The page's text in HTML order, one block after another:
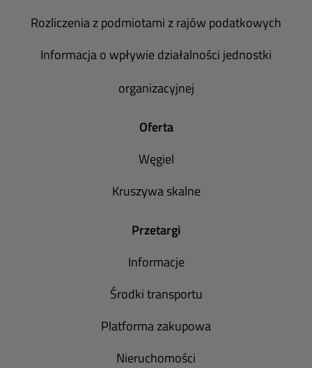
Rozliczenia z podmiotami z rajów podatkowych
Informacja o wpływie działalności jednostki
organizacyjnej
Oferta
Węgiel
Kruszywa skalne
Przetargi
Informacje
Środki transportu
Platforma zakupowa
Nieruchomości